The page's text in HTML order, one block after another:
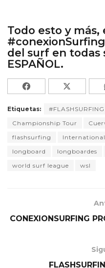
Todo esto y más,
#conexionSurfing
del surf en todas
ESPAÑOL.
Etiquetas:
Championship Tour
flashsurfing
longboard
longboardes
world surf league
wsl
CONEXIONSURFING